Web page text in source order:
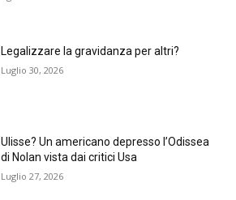
Legalizzare la gravidanza per altri?
Luglio 30, 2026
Ulisse? Un americano depresso l’Odissea
di Nolan vista dai critici Usa
Luglio 27, 2026